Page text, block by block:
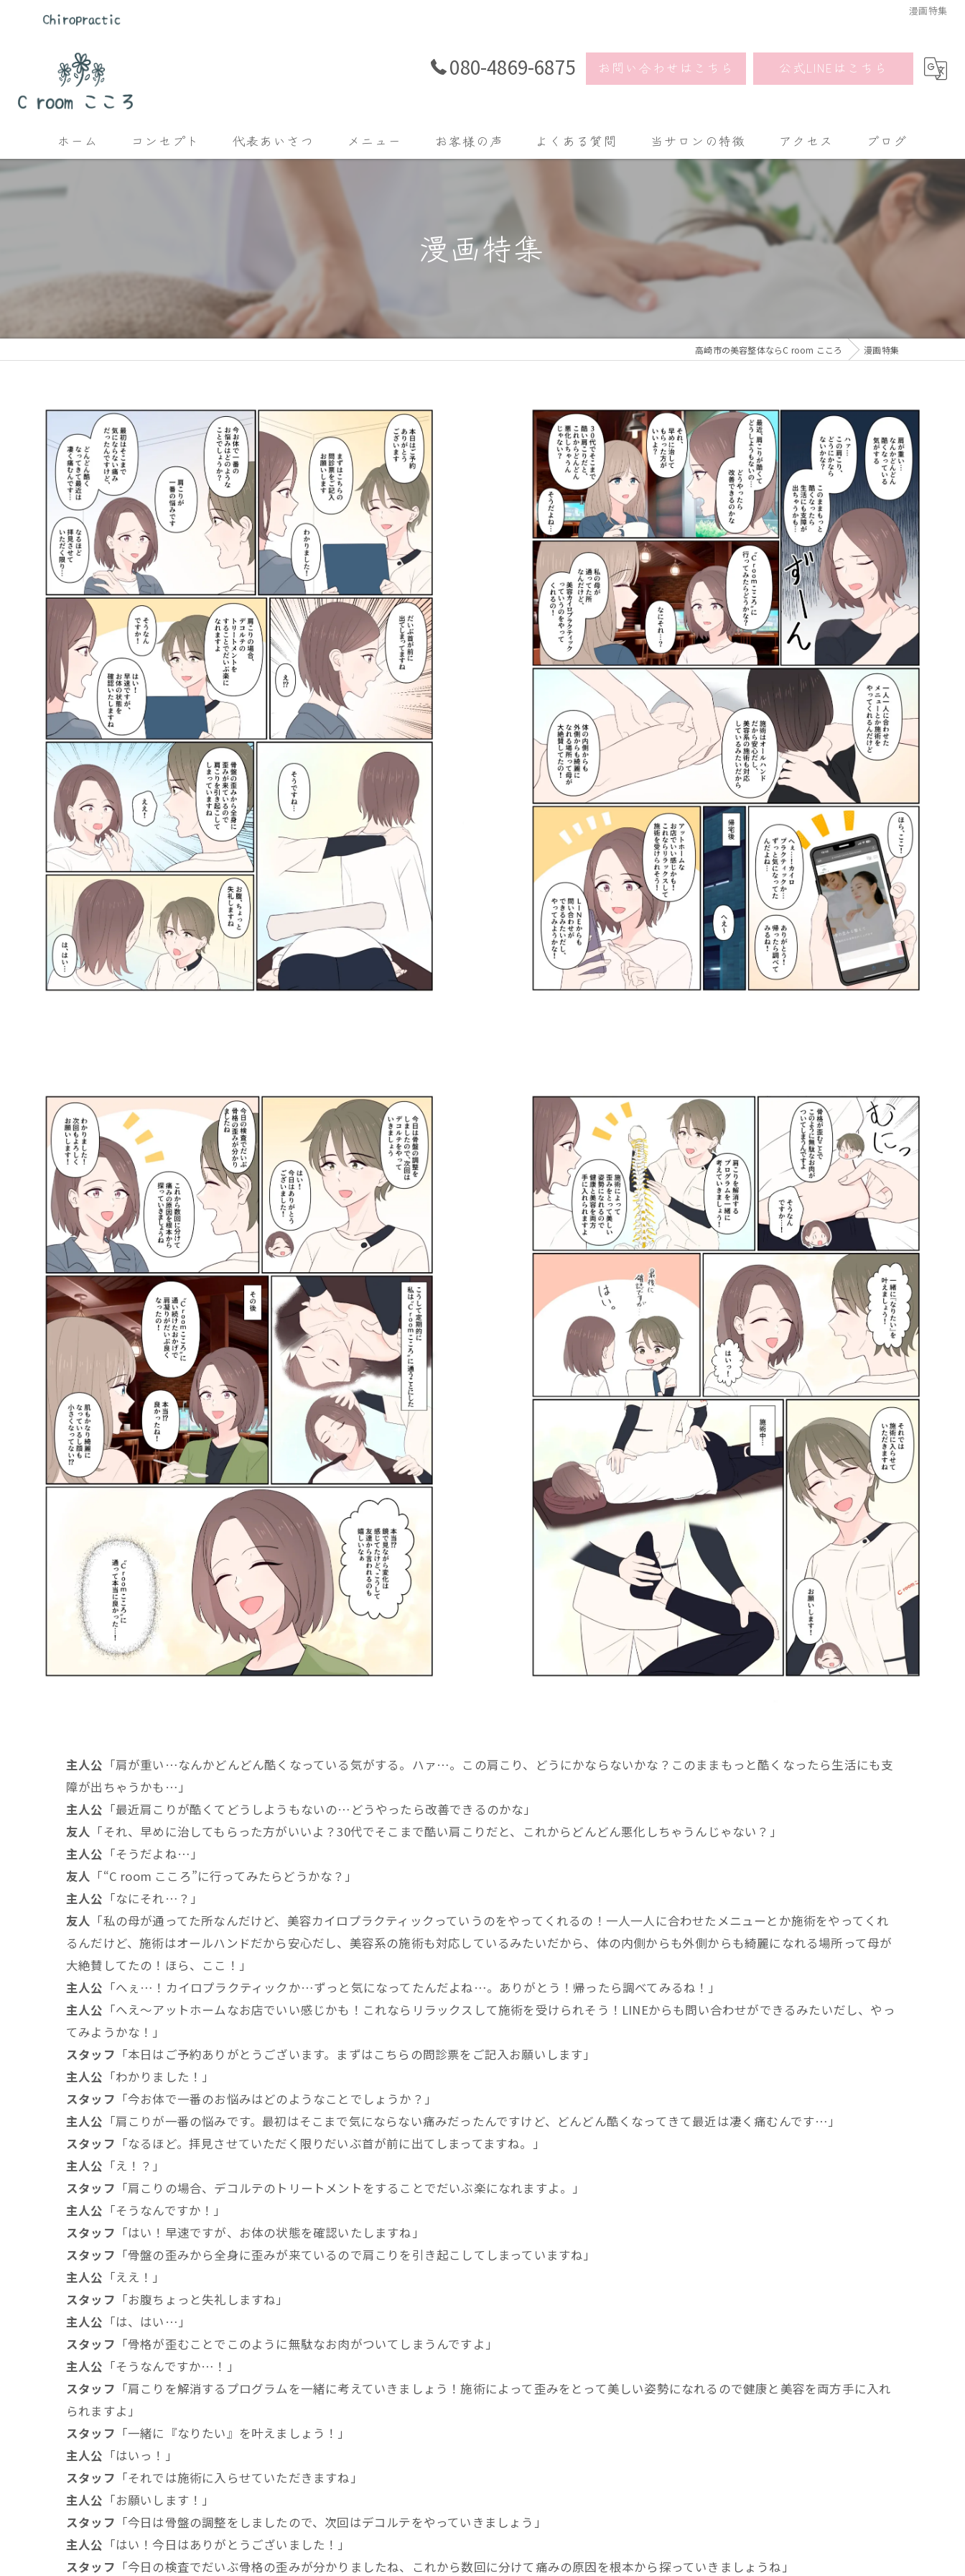
漫画特集
080-4869-6875 お問い合わせはこちら 公式LINEはこちら
ホーム コンセプト 代表あいさつ メニュー お客様の声 よくある質問 当サロンの特徴 アクセス ブログ
漫画特集
高崎市の美容整体ならC room こころ 漫画特集
主人公 「肩が重い…なんかどんどん酷くなっている気がする。ハァ…。この肩こり、どうにかならないかな？このままもっと酷くなったら生活にも支
障が出ちゃうかも…」
主人公 「最近肩こりが酷くてどうしようもないの…どうやったら改善できるのかな」
友人 「それ、早めに治してもらった方がいいよ？30代でそこまで酷い肩こりだと、これからどんどん悪化しちゃうんじゃない？」
主人公 「そうだよね…」
友人 「“C room こころ”に行ってみたらどうかな？」
主人公 「なにそれ…？」
友人 「私の母が通ってた所なんだけど、美容カイロプラクティックっていうのをやってくれるの！一人一人に合わせたメニューとか施術をやってくれ
るんだけど、施術はオールハンドだから安心だし、美容系の施術も対応しているみたいだから、体の内側からも外側からも綺麗になれる場所って母が
大絶賛してたの！ほら、ここ！」
主人公 「へぇ…！カイロプラクティックか…ずっと気になってたんだよね…。ありがとう！帰ったら調べてみるね！」
主人公 「へえ～アットホームなお店でいい感じかも！これならリラックスして施術を受けられそう！LINEからも問い合わせができるみたいだし、やっ
てみようかな！」
スタッフ 「本日はご予約ありがとうございます。まずはこちらの問診票をご記入お願いします」
主人公 「わかりました！」
スタッフ 「今お体で一番のお悩みはどのようなことでしょうか？」
主人公 「肩こりが一番の悩みです。最初はそこまで気にならない痛みだったんですけど、どんどん酷くなってきて最近は凄く痛むんです…」
スタッフ 「なるほど。拝見させていただく限りだいぶ首が前に出てしまってますね。」
主人公 「え！？」
スタッフ 「肩こりの場合、デコルテのトリートメントをすることでだいぶ楽になれますよ。」
主人公 「そうなんですか！」
スタッフ 「はい！早速ですが、お体の状態を確認いたしますね」
スタッフ 「骨盤の歪みから全身に歪みが来ているので肩こりを引き起こしてしまっていますね」
主人公 「ええ！」
スタッフ 「お腹ちょっと失礼しますね」
主人公 「は、はい…」
スタッフ 「骨格が歪むことでこのように無駄なお肉がついてしまうんですよ」
主人公 「そうなんですか…！」
スタッフ 「肩こりを解消するプログラムを一緒に考えていきましょう！施術によって歪みをとって美しい姿勢になれるので健康と美容を両方手に入れ
られますよ」
スタッフ 「一緒に『なりたい』を叶えましょう！」
主人公 「はいっ！」
スタッフ 「それでは施術に入らせていただきますね」
主人公 「お願いします！」
スタッフ 「今日は骨盤の調整をしましたので、次回はデコルテをやっていきましょう」
主人公 「はい！今日はありがとうございました！」
スタッフ 「今日の検査でだいぶ骨格の歪みが分かりましたね、これから数回に分けて痛みの原因を根本から探っていきましょうね」